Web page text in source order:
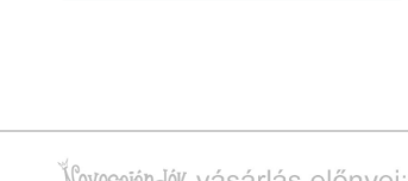
Szerelmes Ajándékok ❤